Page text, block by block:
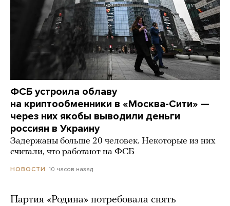
ФСБ устроила облаву
на криптообменники в «Москва-Сити» —
через них якобы выводили деньги
россиян в Украину
Задержаны больше 20 человек. Некоторые из них
считали, что работают на ФСБ
НОВОСТИ 10 часов назад
Партия «Родина» потребовала снять